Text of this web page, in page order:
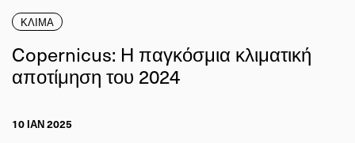
ΚΛΙΜΑ
Copernicus: Η παγκόσμια κλιματική
αποτίμηση του 2024
10 ΙΑΝ 2025